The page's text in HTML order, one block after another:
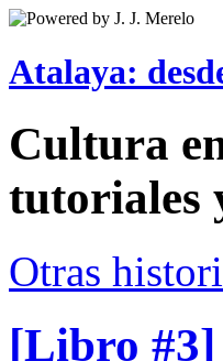
Atalaya:
Cultura
tutoriales
Otras
[Libro #3]